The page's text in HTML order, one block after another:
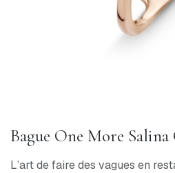
Bague One More
L’art de faire des vagues en